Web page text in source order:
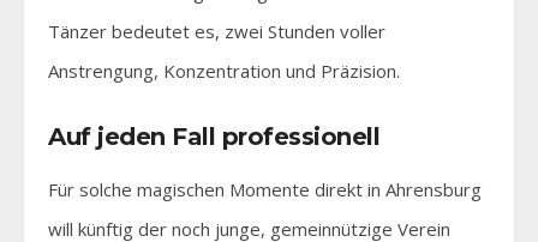
Tänzer bedeutet es, zwei Stunden voller
Anstrengung, Konzentration und Präzision.
Auf jeden Fall professionell
Für solche magischen Momente direkt in Ahrensburg
will künftig der noch junge, gemeinnützige Verein